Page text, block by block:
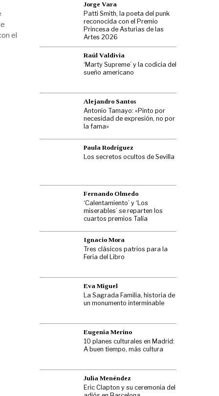
el
Jorge Vara
Patti Smith, la poeta del punk
reconocida con el Premio
Princesa de Asturias de las
Artes 2026
Raúl Valdivia
‘Marty Supreme’ y la codicia del
sueño americano
Alejandro Santos
Antonio Tamayo: «Pinto por
necesidad de expresión, no por
la fama»
Paula Rodríguez
Los secretos ocultos de Sevilla
Fernando Olmedo
‘Calentamiento’ y ‘Los
miserables’ se reparten los
cuartos premios Talía
Ignacio Mora
Tres clásicos patrios para la
Feria del Libro
Eva Miguel
La Sagrada Familia, historia de
un monumento interminable
Eugenia Merino
10 planes culturales en Madrid:
A buen tiempo, más cultura
Julia Menéndez
Eric Clapton y su ceremonia del